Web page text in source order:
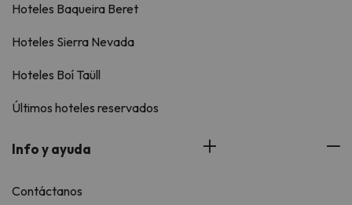
Hoteles Baqueira Beret
Hoteles Sierra Nevada
Hoteles Boí Taüll
Últimos hoteles reservados
Info y ayuda
Contáctanos